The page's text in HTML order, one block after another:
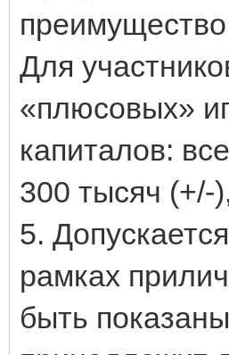
Для
«плюсовых»
капиталов:
300 тысяч (+/-
5.
рамках
быть